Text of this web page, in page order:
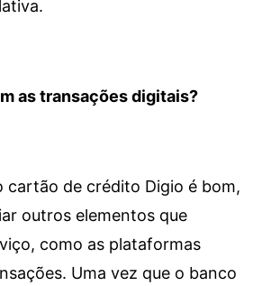
as transações digitais?
cartão de crédito Digio é bom,
outros elementos que
como as plataformas
Uma vez que o banco